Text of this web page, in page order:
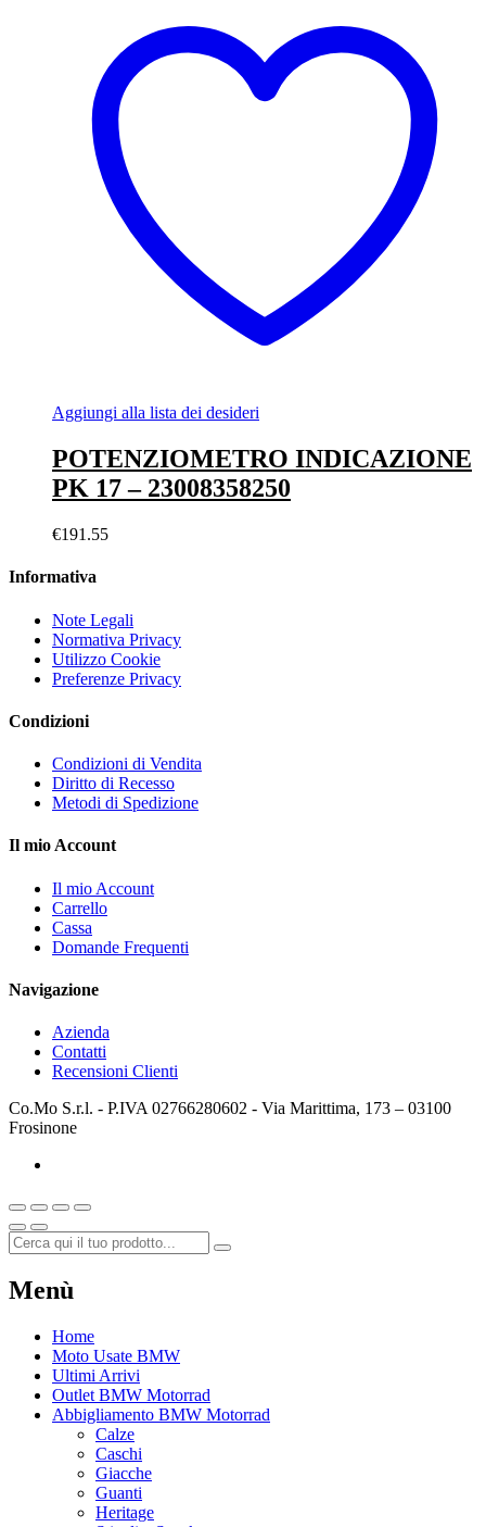
Aggiungi alla lista dei desideri
POTENZIOMETRO INDICAZIONE
PK 17 – 23008358250
€191.55
Informativa
Note Legali
Normativa Privacy
Utilizzo Cookie
Preferenze Privacy
Condizioni
Condizioni di Vendita
Diritto di Recesso
Metodi di Spedizione
Il mio Account
Il mio Account
Carrello
Cassa
Domande Frequenti
Navigazione
Azienda
Contatti
Recensioni Clienti
Co.Mo S.r.l. - P.IVA 02766280602 - Via Marittima, 173 – 03100
Frosinone
Menù
Home
Moto Usate BMW
Ultimi Arrivi
Outlet BMW Motorrad
Abbigliamento BMW Motorrad
Calze
Caschi
Giacche
Guanti
Heritage